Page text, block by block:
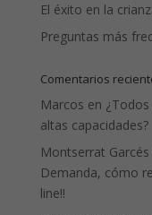
El éxito en la
Preguntas más
Comentarios
Marcos en
altas capacidades?
Montserrat Garcés
Demanda, cómo
line!!